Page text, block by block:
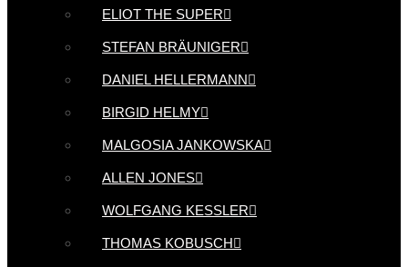
ELIOT THE SUPER
STEFAN BRÄUNIGER
DANIEL HELLERMANN
BIRGID HELMY
MALGOSIA JANKOWSKA
ALLEN JONES
WOLFGANG KESSLER
THOMAS KOBUSCH